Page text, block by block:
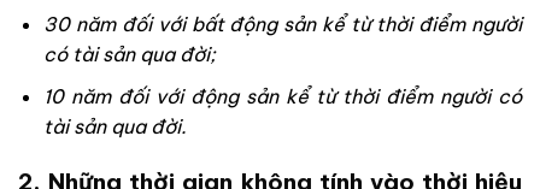
30 năm đối với bất động sản kể từ thời điểm người
có tài sản qua đời;
10 năm đối với động sản kể từ thời điểm người có
tài sản qua đời.
2. Những thời gian không tính vào thời hiệu